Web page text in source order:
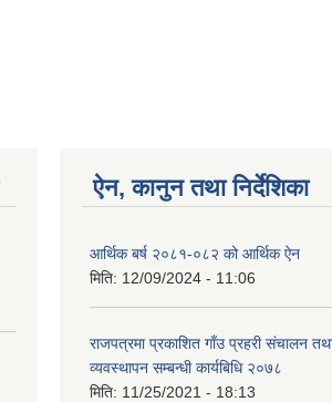
ऐन, कानुन तथा निर्देशिका
आर्थिक बर्ष २०८१-०८२ को आर्थिक ऐन
मिति: 12/09/2024 - 11:06
राजपत्रमा प्रकाशित गाँउ प्रहरी संचालन
व्यवस्थापन सम्बन्धी कार्यबिधि २०७८
मिति: 11/25/2021 - 18:13